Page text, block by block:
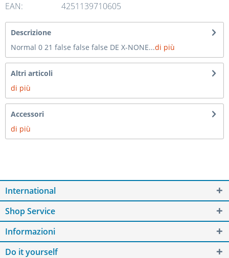
EAN:
4251139710605
Descrizione
Normal 0 21 false false false DE X-NONE...di più
Altri articoli
di più
Accessori
di più
International
Shop Service
Informazioni
Do it yourself